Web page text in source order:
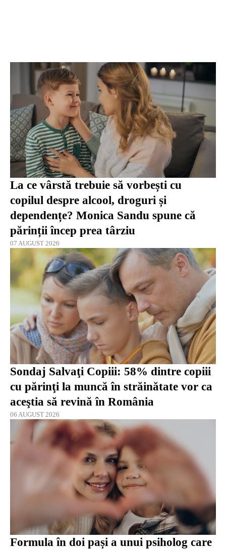
La ce vârstă trebuie să vorbești cu
copilul despre alcool, droguri și
dependențe? Monica Sandu spune că
părinții încep prea târziu
07 AUGUST 2026
Sondaj Salvaţi Copiii: 58% dintre copiii
cu părinţi la muncă în străinătate vor ca
aceştia să revină în România
06 AUGUST 2026
Formula în doi pași a unui psiholog care